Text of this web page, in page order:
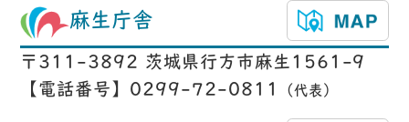
麻生庁舎
〒311-3892 茨城県行方市麻生1561-9
【電話番号】0299-72-0811
（代表）